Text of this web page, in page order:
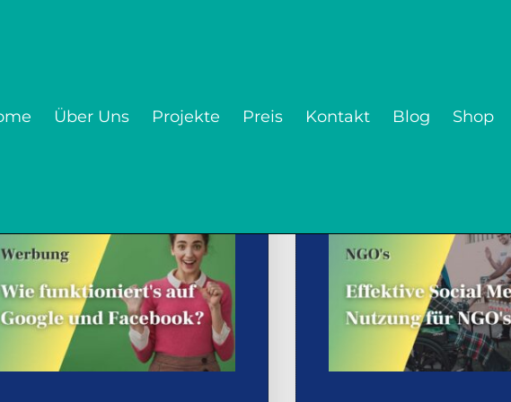
Über Uns Projekte Preis Kontakt Blog Shop